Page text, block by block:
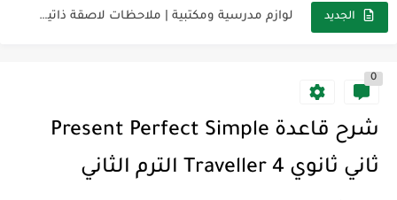
الجديد لوازم مدرسية ومكتبية | ملاحظات لاصقة ذاتية على شكل قلب...
0
شرح قاعدة Present Perfect Simple
ثاني ثانوي Traveller 4 الترم الثاني